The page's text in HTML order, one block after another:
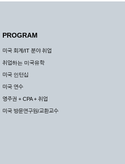
PROGRAM
미국 회계/IT 분야 취업
취업하는 미국유학
미국 인턴십
미국 연수
영주권 + CPA + 취업
미국 방문연구원/교환교수